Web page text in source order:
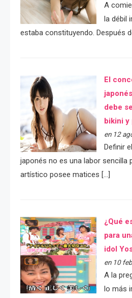
A
la débil
estaba constituyendo. Después
El
debe
bikini y
en 12
Definir
japonés no es una labor sencilla
artístico posee matices […]
¿Qué
para
idol
en 10
A la
lo más